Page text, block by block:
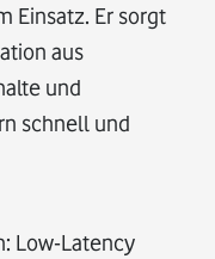
Einsatz. Er sorgt
aus
und
schnell und
Low-Latency